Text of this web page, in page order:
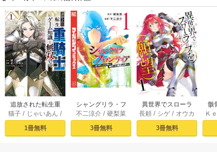
追放された転生重
騎士はゲーム知識
で無双する（１）
猫子 / じゃいあん /
武六甲理衣
1冊無料
シャングリラ・フ
ロンティア（１）
～クソゲーハン
ター、神ゲーに挑
不二涼介 /硬梨菜
3冊無料
異世界でスローラ
イフを（願望） 1
長頼 / シゲ / オウカ
3冊無料
骸
異
Ｋ